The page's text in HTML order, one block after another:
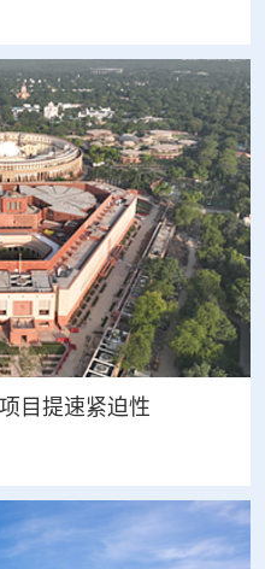
目提速紧迫性